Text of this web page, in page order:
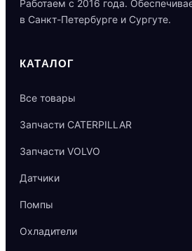
Работаем с 2016 года.
в Санкт-Петербурге и Сургуте.
КАТАЛОГ
Все товары
Запчасти CATERPILLAR
Запчасти VOLVO
Датчики
Помпы
Охладители